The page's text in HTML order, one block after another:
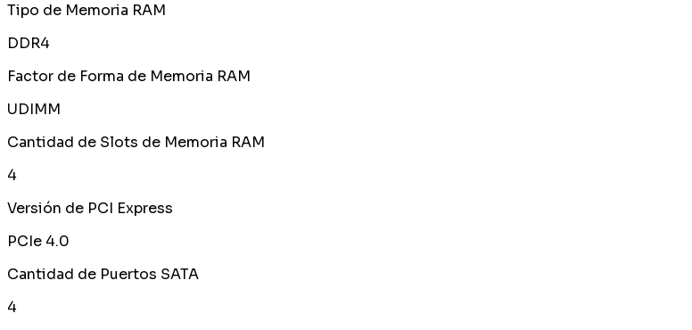
Tipo de Memoria RAM
DDR4
Factor de Forma de Memoria RAM
UDIMM
Cantidad de Slots de Memoria RAM
4
Versión de PCI Express
PCIe 4.0
Cantidad de Puertos SATA
4